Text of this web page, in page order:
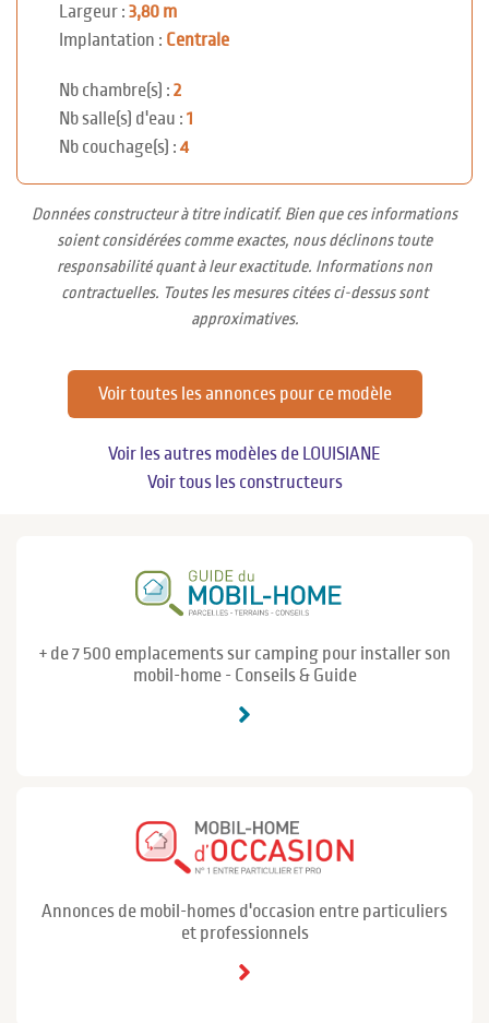
Largeur : 3,80 m
Implantation : Centrale
Nb chambre(s) : 2
Nb salle(s) d'eau : 1
Nb couchage(s) : 4
Données constructeur à titre indicatif. Bien que ces informations
soient considérées comme exactes, nous déclinons toute
responsabilité quant à leur exactitude. Informations non
contractuelles. Toutes les mesures citées ci-dessus sont
approximatives.
Voir toutes les annonces pour ce modèle
Voir les autres modèles de LOUISIANE
Voir tous les constructeurs
+ de 7 500 emplacements sur camping pour installer son
mobil-home - Conseils & Guide
Annonces de mobil-homes d'occasion entre particuliers
et professionnels